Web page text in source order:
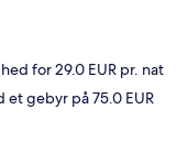
for 29.0 EUR pr. nat
et gebyr på 75.0 EUR